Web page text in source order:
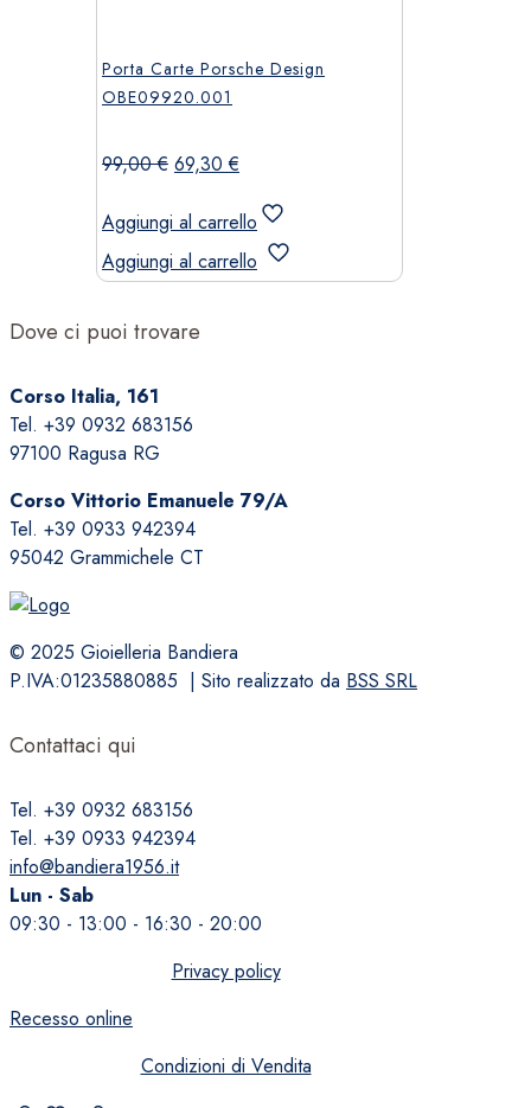
Porta Carte Porsche Design
OBE09920.001
99,00€ Il
originale
era:
99,00 €.
69,30€
attuale
è:
69,30 €.
Aggiungi al carrello
Aggiungi al carrello
Dove ci puoi trovare
Corso Italia, 161
Tel. +39 0932 683156
97100 Ragusa RG
Corso Vittorio Emanuele 79/A
Tel. +39 0933 942394
95042 Grammichele CT
© 2025 Gioielleria Bandiera
P.IVA:01235880885 | Sito realizzato da BSS SRL
Contattaci qui
Tel. +39 0932 683156
Tel. +39 0933 942394
info@bandiera1956.it
Lun - Sab
09:30 - 13:00 - 16:30 - 20:00
Privacy policy
Recesso online
Condizioni di Vendita